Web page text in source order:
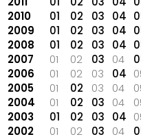
2010
01 02 03 04
2009
01 02 03 04
2008
01 02 03 04
2007
01 02 03 04
2006
01 02 03 04
2005
01 02 03 04
2004
01 02 03 04
2003
01 02 03 04
2002
01 02 03 04